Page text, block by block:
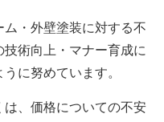
・外壁塗装に対する不
術向上・マナー育成に
に努めています。
は、価格についての不安